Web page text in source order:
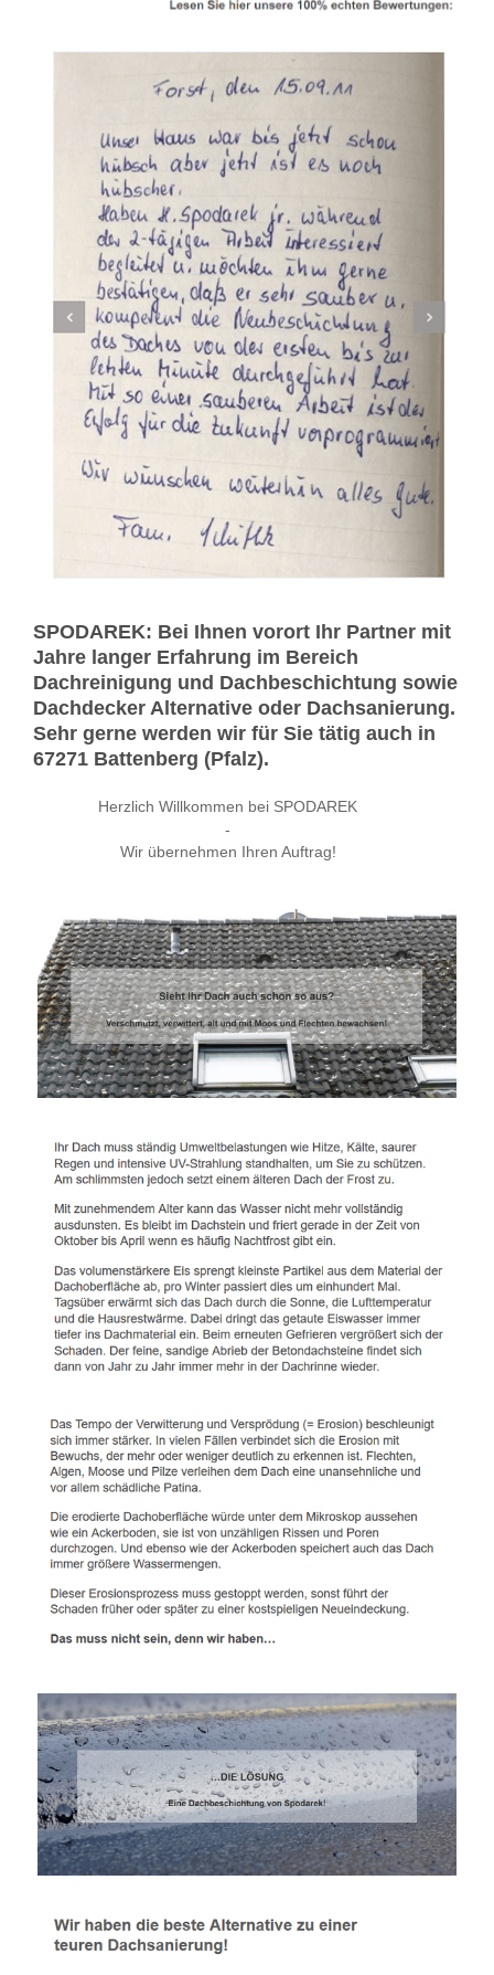
SPODAREK: Bei Ihnen vorort Ihr Partner mit
Jahre langer Erfahrung im Bereich
Dachreinigung und Dachbeschichtung sowie
Dachdecker Alternative oder Dachsanierung.
Sehr gerne werden wir für Sie tätig auch in
67271 Battenberg (Pfalz).
Herzlich Willkommen bei SPODAREK
-
Wir übernehmen Ihren Auftrag!